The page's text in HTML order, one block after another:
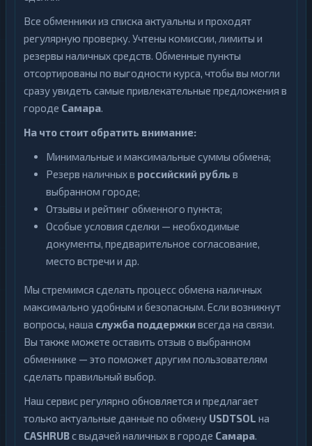
Все обменники из списка актуальны и проходят
регулярную проверку. Учтены комиссии, лимиты и
резервы наличных средств. Обменные пункты
отсортированы по выгодности курса, чтобы вы могли
сразу увидеть самые привлекательные предложения в
городе Самара.
На что стоит обратить внимание:
Минимальные и максимальные суммы обмена;
Резерв наличных в российский рубль в
выбранном городе;
Отзывы и рейтинг обменного пункта;
Особые условия сделки — необходимые
документы, предварительное согласование,
место встречи и др.
Мы стремимся сделать процесс обмена наличных
максимально удобным и безопасным. Если возникнут
вопросы, наша служба поддержкивсегда на связи.
Вы также можете оставить отзыв о выбранном
обменнике — это поможет другим пользователям
сделать правильный выбор.
Наш сервис регулярно обновляется и предлагает
только актуальные данные по обмену USDTSOL на
CASHRUBс выдачей наличных в городе Самара.